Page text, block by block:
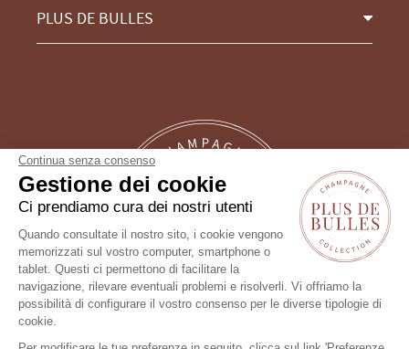
PLUS DE BULLES
Seguici !
Continua senza consenso
Gestione dei cookie
Ci prendiamo cura dei nostri utenti
Quando consultate il nostro sito, i cookie vengono
memorizzati sul vostro computer, smartphone o
tablet. Questi ci permettono di facilitare la
navigazione, rilevare eventuali problemi e risolverli. Vi offriamo la
possibilità di configurare il vostro consenso per le diverse tipologie di
cookie.